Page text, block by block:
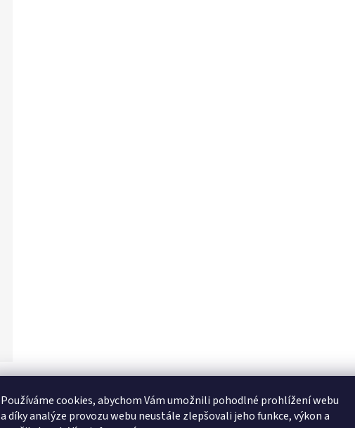
Používáme cookies, abychom Vám umožnili pohodlné prohlížení webu
a díky analýze provozu webu neustále zlepšovali jeho funkce, výkon a